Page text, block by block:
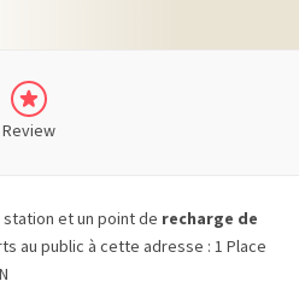
Review
station et un point de recharge de
au public à cette adresse : 1 Place